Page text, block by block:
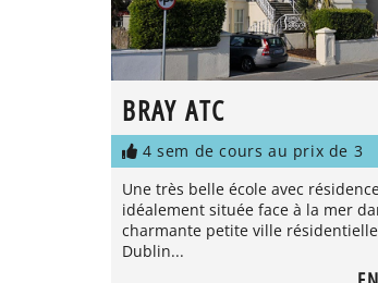
BRAY ATC
4 sem de cours au prix de 3
Une très belle école avec
idéalement située face à la mer
charmante petite ville
Dublin...